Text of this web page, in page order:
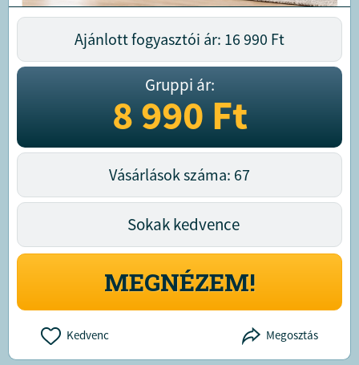
Ajánlott fogyasztói ár: 16 990 Ft
Gruppi ár:
8 990Ft
Vásárlások száma: 67
Sokak kedvence
MEGNÉZEM!
Kedvenc Megosztás